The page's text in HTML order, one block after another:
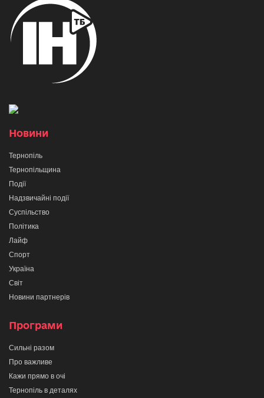
Новини
Тернопіль
Тернопільщина
Події
Надзвичайні події
Суспільство
Політика
Лайф
Спорт
Україна
Світ
Новини партнерів
Програми
Сильні разом
Про важливе
Кажи прямо в очі
Тернопіль в деталях